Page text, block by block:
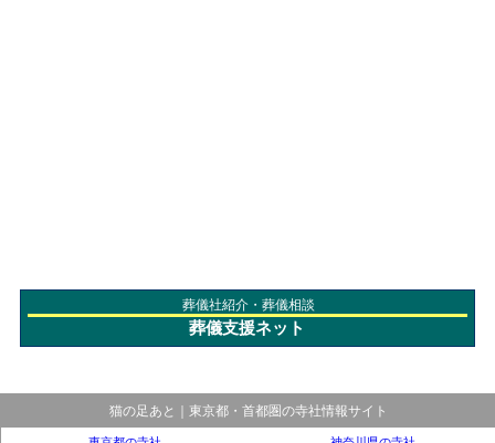
葬儀社紹介・葬儀相談
葬儀支援ネット
猫の足あと｜東京都・首都圏の寺社情報サイト